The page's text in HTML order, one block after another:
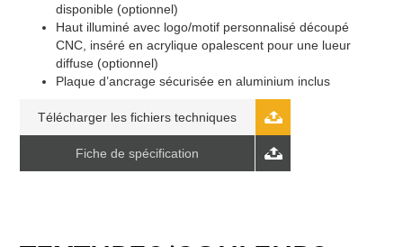
disponible (optionnel)
Haut illuminé avec logo/motif personnalisé découpé
CNC, inséré en acrylique opalescent pour une lueur
diffuse (optionnel)
Plaque d’ancrage sécurisée en aluminium inclus
Télécharger les fichiers techniques
Fiche de spécification